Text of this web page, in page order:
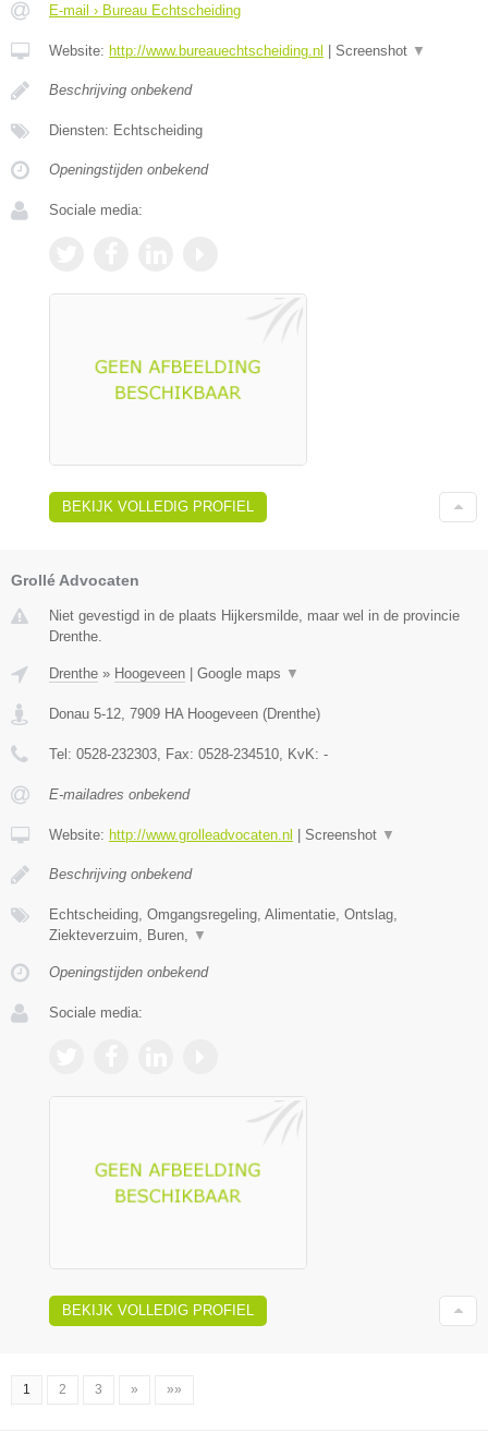
E-mail › Bureau Echtscheiding
Website: http://www.bureauechtscheiding.nl Screenshot ▼
Beschrijving onbekend
Diensten: Echtscheiding
Openingstijden onbekend
Sociale media:
BEKIJK VOLLEDIG PROFIEL
Grollé Advocaten
Niet gevestigd in de plaats Hijkersmilde, maar wel in de provincie
Drenthe.
Drenthe » Hoogeveen Google maps ▼
Donau 5-12, 7909 HA Hoogeveen (Drenthe)
Tel: 0528-232303, Fax: 0528-234510, KvK: -
E-mailadres onbekend
Website: http://www.grolleadvocaten.nl Screenshot ▼
Beschrijving onbekend
Echtscheiding, Omgangsregeling, Alimentatie, Ontslag,
Ziekteverzuim, Buren, ▼
Openingstijden onbekend
Sociale media:
BEKIJK VOLLEDIG PROFIEL
1 2 3 » »»